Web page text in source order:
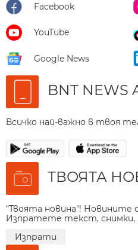
Facebook
YouTube
Google News
BNT NEWS
Всичко най-важно в твоя
ТВОЯТА
"Твоята новина"!
Изпратете текст, снимки,
Изпрати